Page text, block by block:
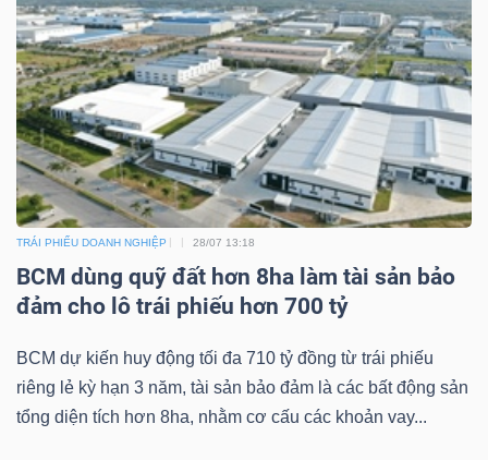
TRÁI PHIẾU DOANH NGHIỆP 28/07 13:18
BCM dùng quỹ đất hơn 8ha làm tài sản bảo
đảm cho lô trái phiếu hơn 700 tỷ
BCM dự kiến huy động tối đa 710 tỷ đồng từ trái phiếu
riêng lẻ kỳ hạn 3 năm, tài sản bảo đảm là các bất động sản
tổng diện tích hơn 8ha, nhằm cơ cấu các khoản vay...
BẤT
ĐỘNG
SẢN
Mã
chứng
khoán
(-)
Cổ phiếu Chứng chỉ quỹ
Lãnh
đạo